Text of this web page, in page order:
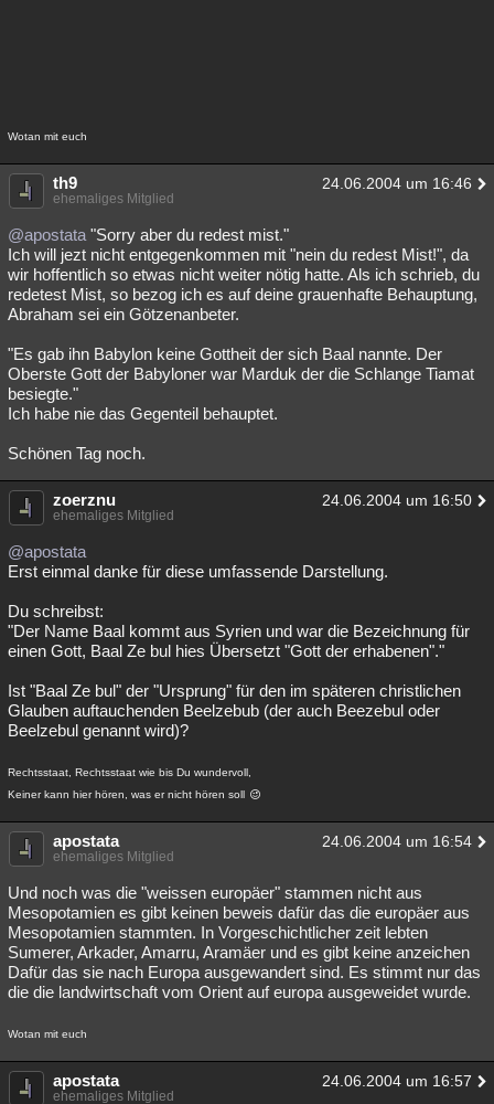
Wotan mit euch
th9 24.06.2004 um 16:46
ehemaliges Mitglied
@apostata "Sorry aber du redest mist."
Ich will jezt nicht entgegenkommen mit "nein du redest Mist!", da
wir hoffentlich so etwas nicht weiter nötig hatte. Als ich schrieb, du
redetest Mist, so bezog ich es auf deine grauenhafte Behauptung,
Abraham sei ein Götzenanbeter.
"Es gab ihn Babylon keine Gottheit der sich Baal nannte. Der
Oberste Gott der Babyloner war Marduk der die Schlange Tiamat
besiegte."
Ich habe nie das Gegenteil behauptet.
Schönen Tag noch.
zoerznu 24.06.2004 um 16:50
ehemaliges Mitglied
@apostata
Erst einmal danke für diese umfassende Darstellung.
Du schreibst:
"Der Name Baal kommt aus Syrien und war die Bezeichnung für
einen Gott, Baal Ze bul hies Übersetzt "Gott der erhabenen"."
Ist "Baal Ze bul" der "Ursprung" für den im späteren christlichen
Glauben auftauchenden Beelzebub (der auch Beezebul oder
Beelzebul genannt wird)?
Rechtsstaat, Rechtsstaat wie bis Du wundervoll,
Keiner kann hier hören, was er nicht hören soll
apostata 24.06.2004 um 16:54
ehemaliges Mitglied
Und noch was die "weissen europäer" stammen nicht aus
Mesopotamien es gibt keinen beweis dafür das die europäer aus
Mesopotamien stammten. In Vorgeschichtlicher zeit lebten
Sumerer, Arkader, Amarru, Aramäer und es gibt keine anzeichen
Dafür das sie nach Europa ausgewandert sind. Es stimmt nur das
die die landwirtschaft vom Orient auf europa ausgeweidet wurde.
Wotan mit euch
apostata 24.06.2004 um 16:57
ehemaliges Mitglied